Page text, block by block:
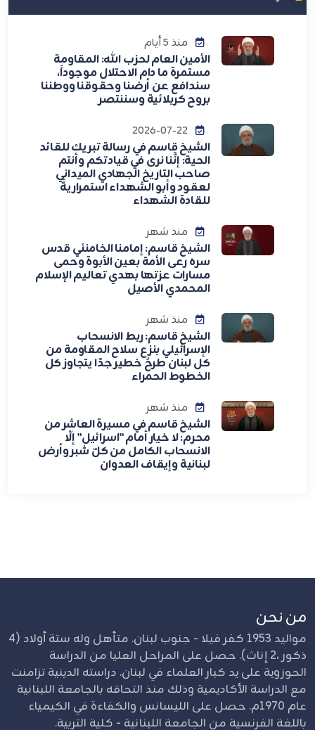
منذ 5 أيام
الأمين العام لحزب الله: المقاومة
مستمرة ما دام الاحتلال موجوداً،
سندافع عن أرضنا وحقوقنا ووطننا
بروح كربلائية وسننتصر
الشيخ قاسم في رسالة تبريك للقائد
الحية: إنَّنا نرى في قيادتكم وأنتم
صاحب التاريخ الجهادي الميداني
لعقود وأبو الشهداء استمراريةً
للقادة الشهداء
منذ شهر
الشيخ قاسم: إمامنا الخامنئي قدس
سره رعى الأمة بعين الأبوة وحمى
مسارات عزتها بهدي تعاليم الإسلام
المحمدي الأصيل
منذ شهر
الشيخ قاسم: ربط الانسحاب
الإسرائيلي بنزع سلاح المقاومة من
كل لبنان طرحٌ خطير جدًا يتجاوز كل
الخطوط الحمراء
منذ شهر
الشيخ قاسم في مسيرة العاشر من
محرم: لا خيار أمام "اسرائيل" إلّا
الانسحاب الكامل من كلّ شبر وأرض
لبنانية وإيقاف العدوان
من نحن
مواليد 1953 كفر فيلا - جنوب لبنان. متأهل وله ستة أولاد (4
ذكور ،2 إناث). حصل على المراحل العليا من الدراسة
الحوزوية على يد كبار العلماء في لبنان. دراسته الدينية تزامنت
مع الدراسة الأكاديمية وذلك منذ التحاقه بالجامعة اللبنانية
عام 1970م. حصل على الليسانس والكفاءة في الكيمياء
باللغة الفرنسية من الجامعة اللبنانية - كلية التربية.